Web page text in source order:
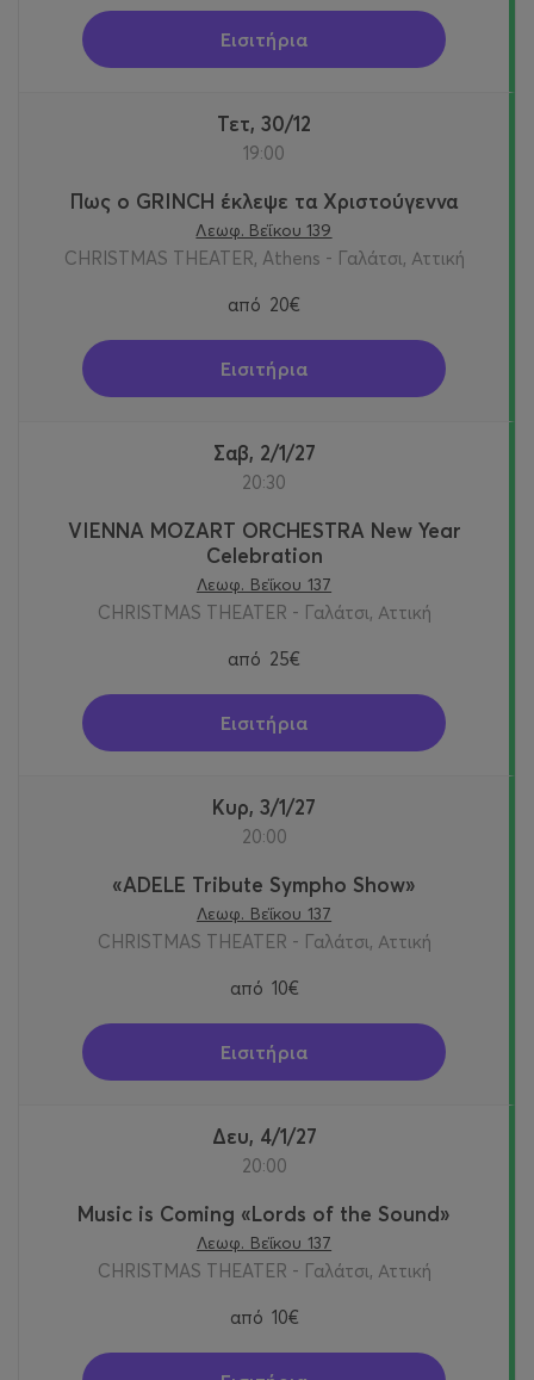
Εισιτήρια
Τετ, 30/12
19:00
Πως ο GRINCH έκλεψε τα Χριστούγεννα
Λεωφ. Βεΐκου 139
CHRISTMAS THEATER, Athens - Γαλάτσι, Αττική
από 20€
Εισιτήρια
Σαβ, 2/1/27
20:30
VIENNA MOZART ORCHESTRA New Year
Celebration
Λεωφ. Βεΐκου 137
CHRISTMAS THEATER - Γαλάτσι, Αττική
από 25€
Εισιτήρια
Κυρ, 3/1/27
20:00
«ADELE Tribute Sympho Show»
Λεωφ. Βεΐκου 137
CHRISTMAS THEATER - Γαλάτσι, Αττική
από 10€
Εισιτήρια
Δευ, 4/1/27
20:00
Music is Сoming «Lords of the Sound»
Λεωφ. Βεΐκου 137
CHRISTMAS THEATER - Γαλάτσι, Αττική
από 10€